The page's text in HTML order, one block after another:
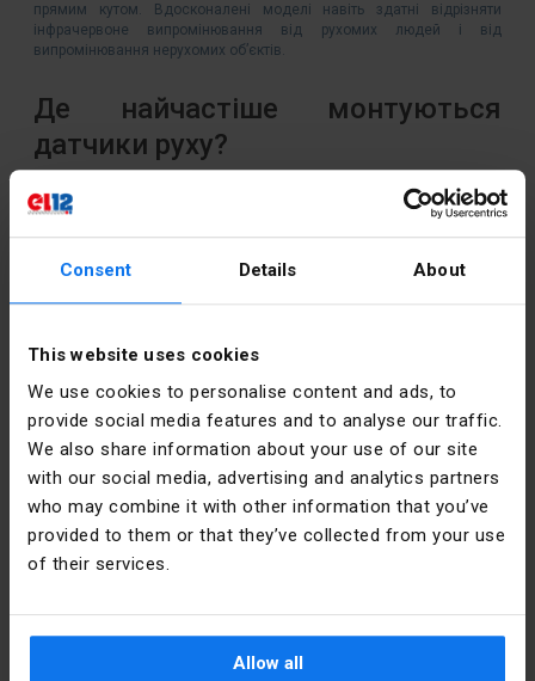
Consent Details About
This website uses cookies
We use cookies to personalise content and ads, to
provide social media features and to analyse our traffic.
We also share information about your use of our site
with our social media, advertising and analytics partners
who may combine it with other information that you’ve
provided to them or that they’ve collected from your use
of their services.
Allow all
прямим кутом. Вдосконалені моделі навіть здатні відрізняти
інфрачервоне випромінювання від рухомих людей і від
випромінювання нерухомих об’єктів.
Де найчастіше монтуються
датчики руху?
Детектори руху встановлюються переважно на об’єктах. Навіть
якщо вони не підключені безпосередньо до системи сигналізації
настання темряви.
Датчики руху також використовуються для оптимального
дуже короткочасно лише під час використання ними конкретною
людиною. Мова йде про вже згадані туалети, ванні кімнати або
комори, підвали тощо. Цей тип рішення використовується не лише в
будинках, але й у громадських приміщеннях, таких як офіси,
поліклініки чи торгові центри.
Переваги встановлення датчиків
руху
Датчики руху в першу чергу підвищують безпеку будівлі та її
Питання підвищення безпеки не обмежується лише підвищенням